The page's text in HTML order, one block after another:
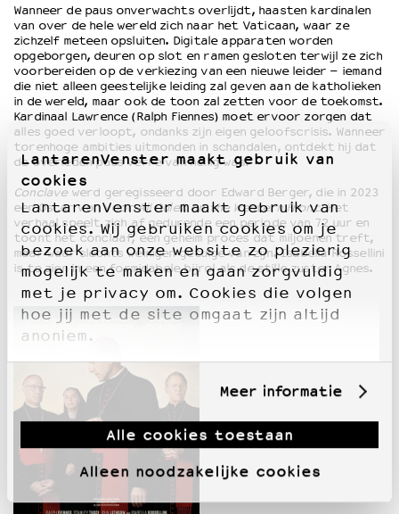
LantarenVenster maakt gebruik van
cookies
LantarenVenster maakt gebruik van
cookies. Wij gebruiken cookies om je
bezoek aan onze website zo plezierig
mogelijk te maken en gaan zorgvuldig
met je privacy om. Cookies die volgen
hoe jij met de site omgaat zijn altijd
anoniem.
Meer informatie
Alle cookies toestaan
Alleen noodzakelijke cookies
Ruimte voor artistieke vrijheid – VNPF
Wanneer de paus onverwachts overlijdt, haasten kardinalen
van over de hele wereld zich naar het Vaticaan, waar ze
zichzelf meteen opsluiten. Digitale apparaten worden
opgeborgen, deuren op slot en ramen gesloten terwijl ze zich
voorbereiden op de verkiezing van een nieuwe leider – iemand
die niet alleen geestelijke leiding zal geven aan de katholieken
in de wereld, maar ook de toon zal zetten voor de toekomst.
Kardinaal Lawrence (Ralph Fiennes) moet ervoor zorgen dat
alles goed verloopt, ondanks zijn eigen geloofscrisis. Wanneer
torenhoge ambities uitmonden in schandalen, ontdekt hij dat
de overleden paus verre van heilig was.
Conclavewerd geregisseerd door Edward Berger, die in 2023
een Oscar won voorAll Quiet on the Western Front. Het
verhaal speelt zich af gedurende een periode van 72 uur en
toont het conclaaf, een geheim proces dat miljoenen treft,
maar waar slechts weinigen getuige van zijn. Isabella Rossellini
is te zien in een formidabele bijrol als de stille zuster Agnes.